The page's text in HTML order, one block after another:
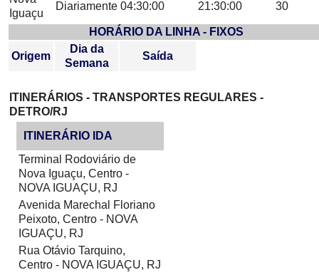
Iguaçu
Diariamente 04:30:00 21:30:00 30
HORÁRIO DA LINHA - FIXOS
Origem
Dia da
Semana
Saída
ITINERÁRIOS - TRANSPORTES REGULARES -
DETRO/RJ
ITINERÁRIO IDA
Terminal Rodoviário de
Nova Iguaçu, Centro -
NOVA IGUAÇU, RJ
Avenida Marechal Floriano
Peixoto, Centro - NOVA
IGUAÇU, RJ
Rua Otávio Tarquino,
Centro - NOVA IGUAÇU, RJ